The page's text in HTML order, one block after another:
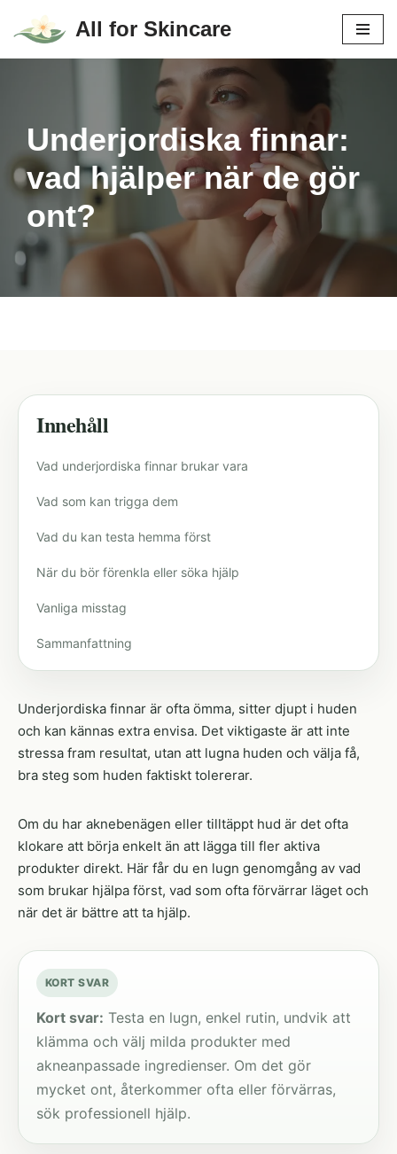
Hoppa
All for Skincare
Underjordiska finnar:
vad hjälper när de gör
ont?
Innehåll
Vad underjordiska finnar brukar vara
Vad som kan trigga dem
Vad du kan testa hemma först
När du bör förenkla eller söka hjälp
Vanliga misstag
Sammanfattning
Underjordiska finnar är ofta ömma, sitter djupt i huden
och kan kännas extra envisa. Det viktigaste är att inte
stressa fram resultat, utan att lugna huden och välja få,
bra steg som huden faktiskt tolererar.
Om du har aknebenägen eller tilltäppt hud är det ofta
klokare att börja enkelt än att lägga till fler aktiva
produkter direkt. Här får du en lugn genomgång av vad
som brukar hjälpa först, vad som ofta förvärrar läget och
när det är bättre att ta hjälp.
KORT SVAR
Kort svar: Testa en lugn, enkel rutin, undvik att
klämma och välj milda produkter med
akneanpassade ingredienser. Om det gör
mycket ont, återkommer ofta eller förvärras,
sök professionell hjälp.